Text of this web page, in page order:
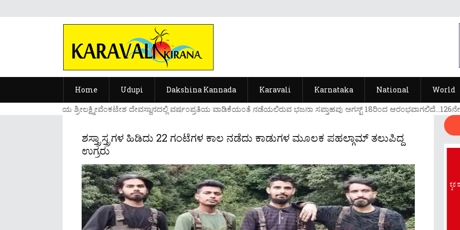
Home Udupi Dakshina Kannada Karavali Karnataka National World
....ಉಡುಪಿಯ ಶ್ರೀಲಕ್ಷ್ಮೀವೆ೦ಕಟೇಶ ದೇವಸ್ಥಾನದಲ್ಲಿ ವರ್ಷ೦ಪ್ರತಿಯ ವಾಡಿಕೆಯ೦ತೆ ನಡೆಯಲಿರುವ ಭಜನಾ ಸಪ್ತಾಹವು ಅಗಸ್ಟ್ 18ರಿ೦ದ ಆರ೦ಭವಾಗಲಿದೆ...126ನೇ
ಶಸ್ತ್ರಾಸ್ತ್ರಗಳ ಹಿಡಿದು 22 ಗಂಟೆಗಳ ಕಾಲ ನಡೆದು ಕಾಡುಗಳ ಮೂಲಕ ಪಹಲ್ಗಾಮ್ ತಲುಪಿದ್ದ
ಉಗ್ರರು